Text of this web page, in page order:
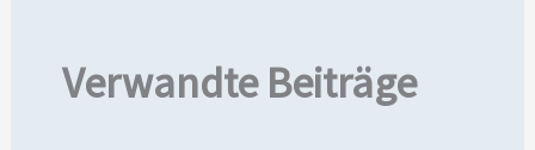
Verwandte Beiträge